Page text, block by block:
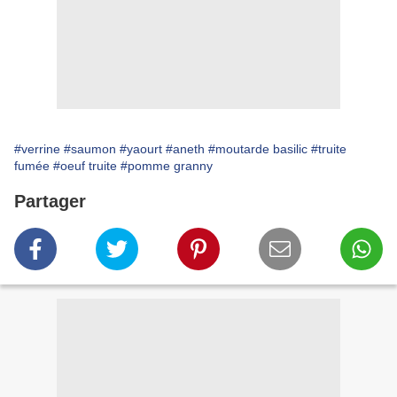
#verrine #saumon #yaourt #aneth #moutarde basilic #truite
fumée #oeuf truite #pomme granny
Partager